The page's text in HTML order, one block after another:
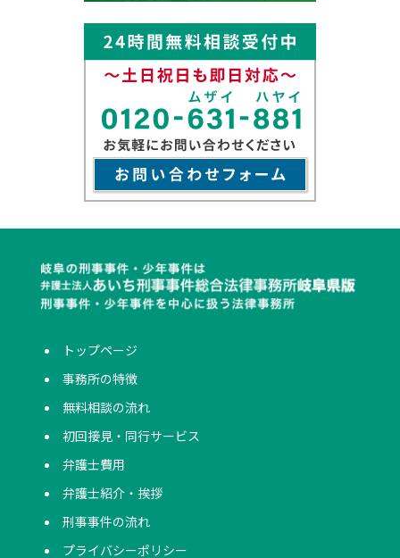
トップページ
事務所の特徴
無料相談の流れ
初回接見・同行サービス
弁護士費用
弁護士紹介・挨拶
刑事事件の流れ
プライバシーポリシー